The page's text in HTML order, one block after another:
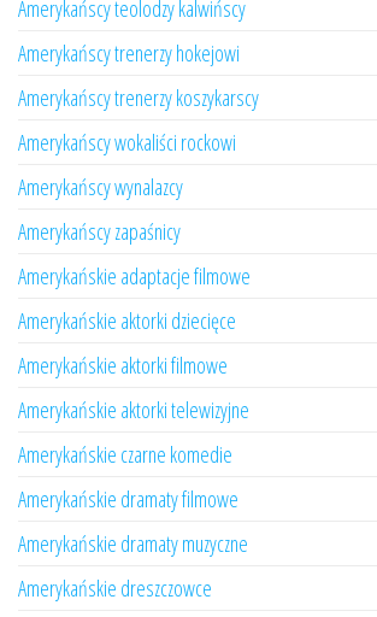
Amerykańscy teolodzy kalwińscy
Amerykańscy trenerzy hokejowi
Amerykańscy trenerzy koszykarscy
Amerykańscy wokaliści rockowi
Amerykańscy wynalazcy
Amerykańscy zapaśnicy
Amerykańskie adaptacje filmowe
Amerykańskie aktorki dziecięce
Amerykańskie aktorki filmowe
Amerykańskie aktorki telewizyjne
Amerykańskie czarne komedie
Amerykańskie dramaty filmowe
Amerykańskie dramaty muzyczne
Amerykańskie dreszczowce